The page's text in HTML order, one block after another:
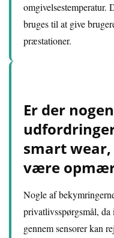
omgivelsestemperatur.
bruges til at give
præstationer.
Er der
smart
være
Nogle af
privatlivsspørgsmål, da
gennem sensorer kan